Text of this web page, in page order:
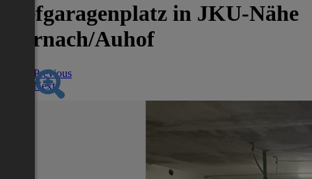
Tiefgaragenplatz in JKU-Nähe
Dornach/Auhof
Previous
Next